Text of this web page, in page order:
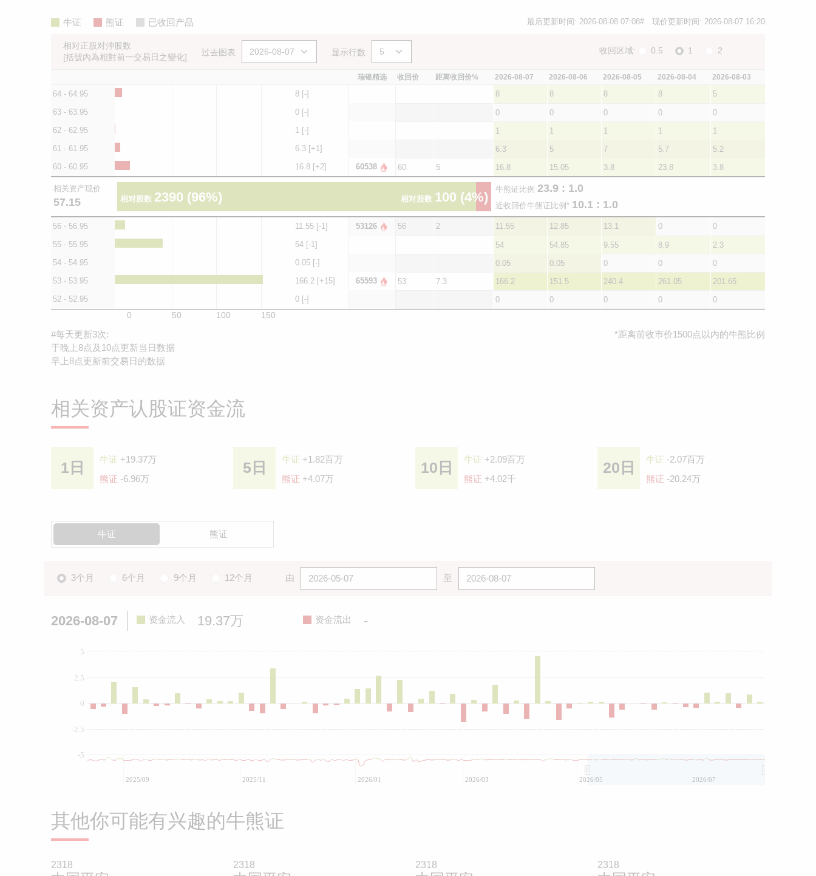
牛证 熊证 已收回产品 最后更新时间: 2026-08-08 07:08# 现价更新时间: 2026-08-07 16:20
相对正股对沖股数
[括號內為相對前一交易日之變化]
过去图表 显示行数 收回区域: 0.5 1 2
瑞银精选 收回价 距离收回价% 2026-08-07 2026-08-06 2026-08-05 2026-08-04 2026-08-03
64 - 64.95 8 [-] 8 8 8 8
5
63 - 63.95
0 [-] 0 0 0 0
0
62 - 62.95
1 [-] 1 1 1 1
1
61 - 61.95
6.3 [+1] 6.3 5 7 5.7
5.2
60 - 60.95
16.8 [+2] 60538 60 5 16.8 15.05 3.8 23.8 3.8
相关资产现价
57.15 相对股数 2390 (96%) 相对股数 100 (4%)
牛熊证比例 23.9 : 1.0
近收回价牛熊证比例* 10.1 : 1.0
56 - 56.95 11.55 [-1] 53126 56 2 11.55 12.85 13.1 0
0
55 - 55.95
54 [-1] 54 54.85 9.55 8.9
2.3
54 - 54.95
0.05 [-] 0.05 0.05 0 0
0
53 - 53.95
166.2 [+15] 65593 53 7.3 166.2 151.5 240.4 261.05
201.65
52 - 52.95
0 [-] 0 0 0 0 0
0 50 100 150
#每天更新3次:
于晚上8点及10点更新当日数据
早上8点更新前交易日的数据
*距离前收巿价1500点以内的牛熊比例
相关资产认股证资金流
1日 牛证 +19.37万
熊证 -6.96万
5日 牛证 +1.82百万
熊证 +4.07万
10日 牛证 +2.09百万
熊证 +4.02千
20日 牛证 -2.07百万
熊证 -20.24万
牛证 熊证
3个月 6个月 9个月 12个月 由 至
2026-08-07 资金流入 19.37万 资金流出 -
0
-5
-2.5
2.5
5
2025/09 2025/11 2026/01 2026/03 2026/05 2026/07
其他你可能有兴趣的牛熊证
2318 2318 2318 2318